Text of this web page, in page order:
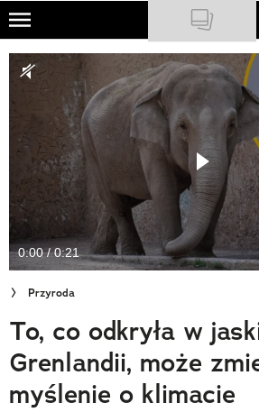
Skip
main
content
NATIONAL GEOGRAPHIC
TRAVELER
PODCASTY
Sklep
Newsletter
Cuda Polski
Wielki Konkurs Fotograficzny
Trendbook Podróżniczy
Polecane
0:00 / 0:21
Przyroda
To, co odkryła w
Grenlandii, może
myślenie o klimacie